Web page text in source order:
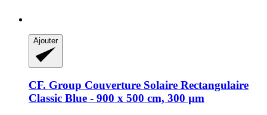
Ajouter
CF. Group Couverture Solaire Rectangulaire
Classic Blue -​ 900 x 500 cm, 300 µm